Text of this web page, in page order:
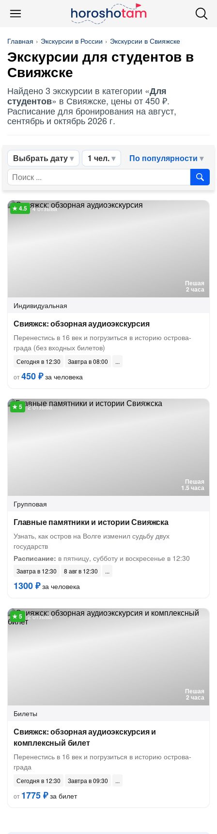
Главная Экскурсии в России Экскурсии в Свияжске
Экскурсии для студентов в
Свияжске
Найдено 3 экскурсии в категории «Для
студентов» в Свияжске, цены от 450 ₽.
Расписание для бронирования на август,
сентябрь и октябрь 2026 г.
Выбрать дату 1 чел. По популярности
Пешая
2 часа
4 отзыва
Индивидуальная
Свияжск: обзорная аудиоэкскурсия
Перенестись в 16 век и погрузиться в историю острова-
града (без входных билетов)
Сегодня в 12:30
Завтра в 08:00
от450 ₽за человека
Пешая
1.5 часа
2 отзыва
Групповая
Главные памятники и истории Свияжска
Узнать, как остров на Волге изменил судьбу двух
государств
Расписание: в пятницу, субботу и воскресенье в 12:30
Завтра в 12:30 8 авг в 12:30
1300 ₽за человека
Пешая
2 часа
2 отзыва
Билеты
Свияжск: обзорная аудиоэкскурсия и
комплексный билет
Перенестись в 16 век и погрузиться в историю острова-
града
Сегодня в 12:30
Завтра в 09:30
от 1775 ₽за билет